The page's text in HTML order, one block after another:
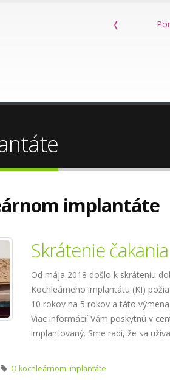
❬ Kniha
implantáte
Skrátenie
Od mája 2018 došlo k skráteniu
Kochleárneho implantátu (KI)
10 rokov na 5 rokov a táto
Viac informácií Vám poskytnú v
implantovaný. Sme radi, že sa
O kochleárnom implantáte